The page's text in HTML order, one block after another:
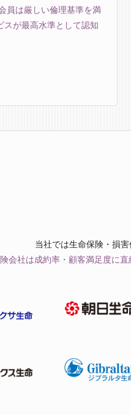
員は厳しい倫理基準を満
スが最高水準として認知
当社では生命保険・損
会社は成約率・顧客満足度に直